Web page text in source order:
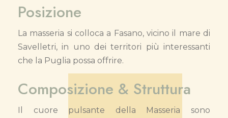
Posizione
La masseria si colloca a Fasano, vicino il mare di
Savelletri, in uno dei territori più interessanti
che la Puglia possa offrire.
Composizione & Struttura
Il cuore pulsante della Masseria sono